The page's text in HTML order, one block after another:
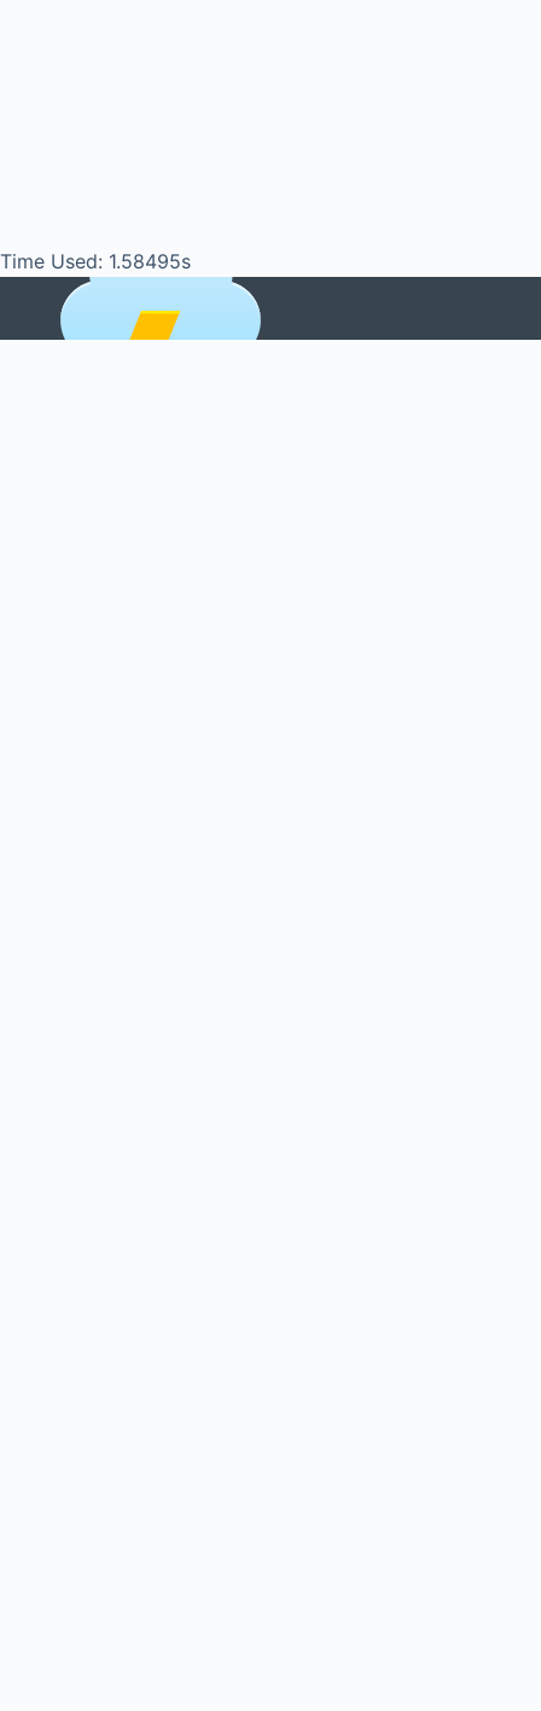
Time Used: 1.58495s